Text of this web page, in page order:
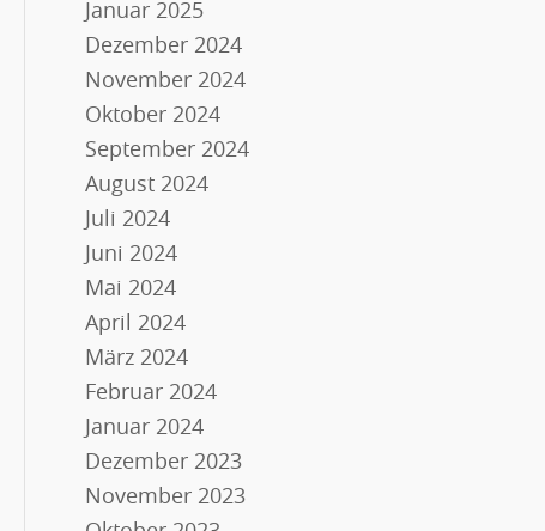
Januar 2025
Dezember 2024
November 2024
Oktober 2024
September 2024
August 2024
Juli 2024
Juni 2024
Mai 2024
April 2024
März 2024
Februar 2024
Januar 2024
Dezember 2023
November 2023